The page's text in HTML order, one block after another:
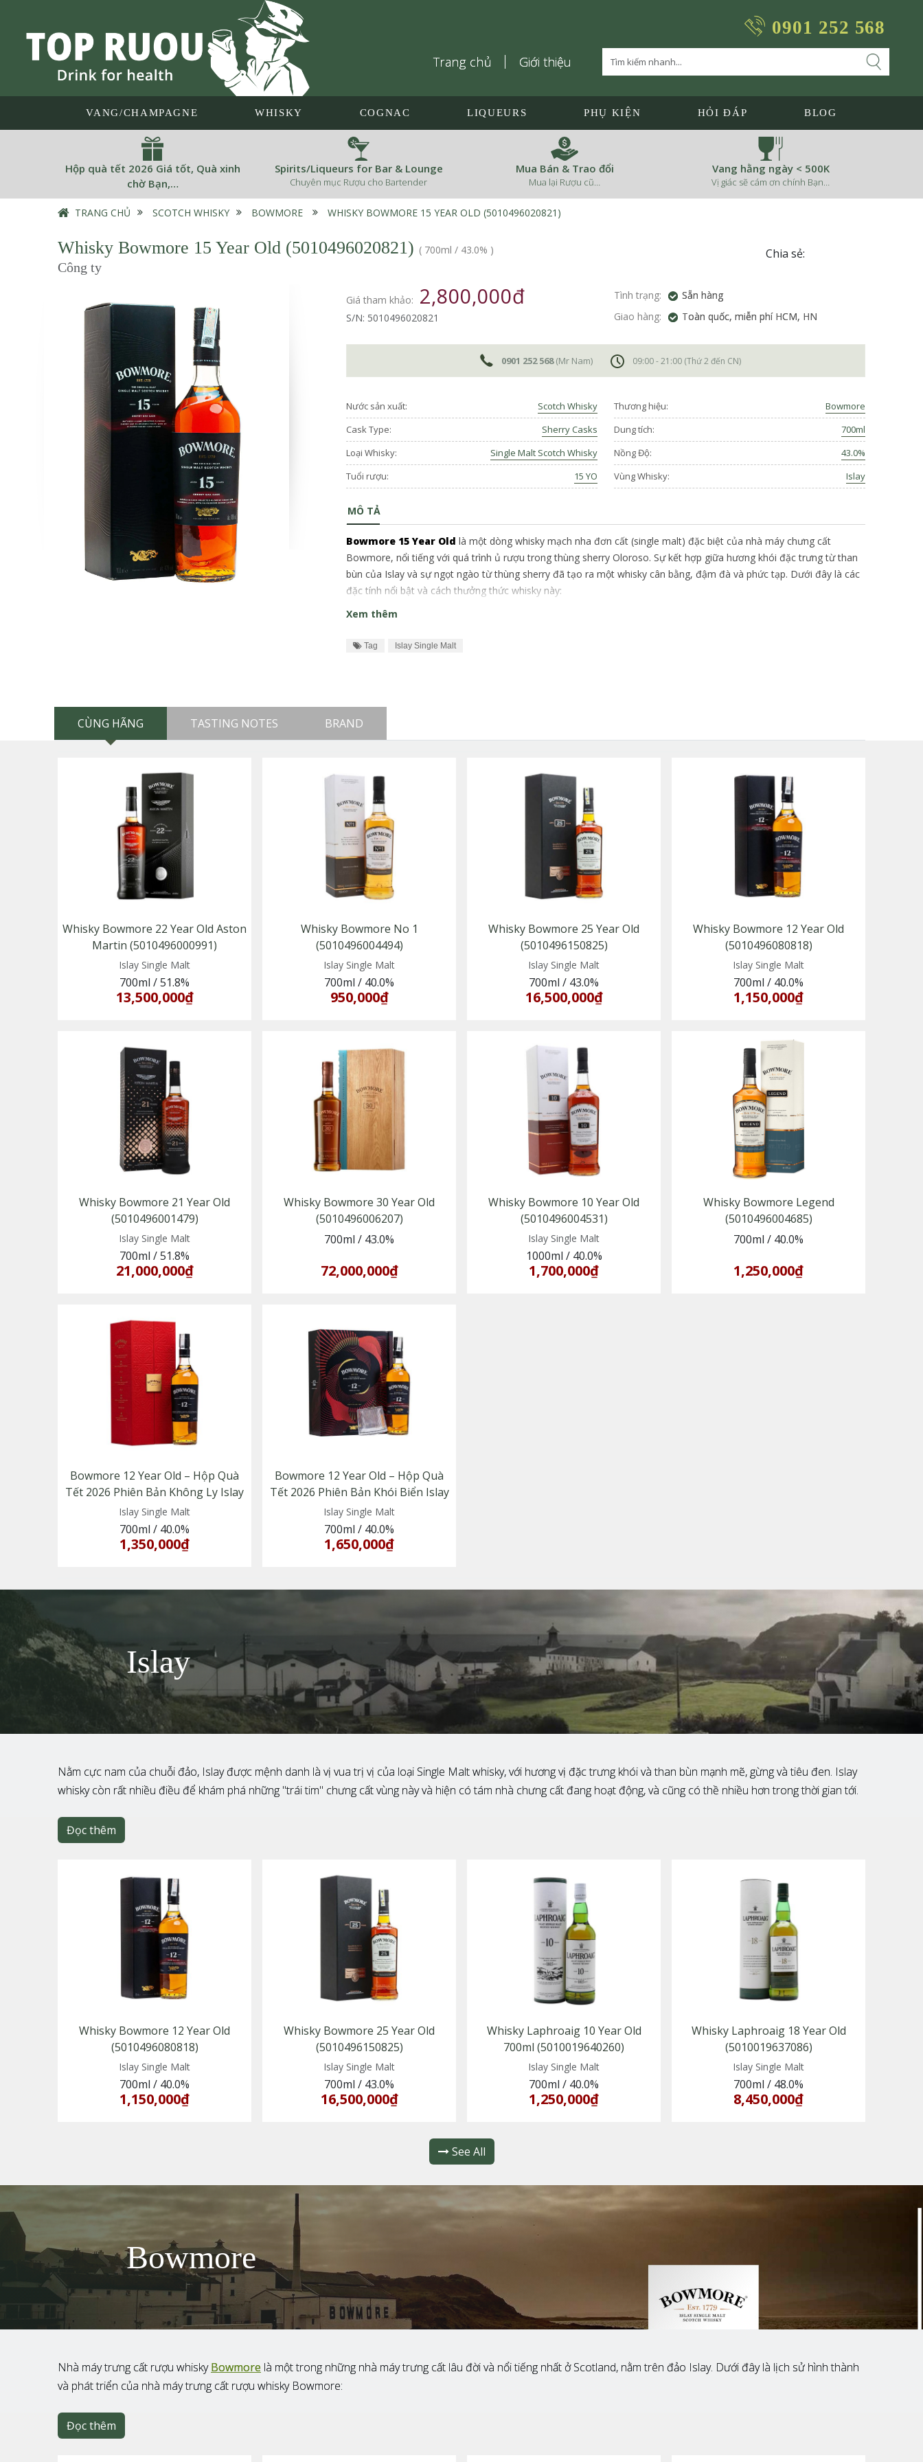
0901 252 568
Trang chủ Giới thiệu
VANG/CHAMPAGNE WHISKY COGNAC LIQUEURS PHỤ KIỆN HỎI ĐÁP BLOG
Hộp quà tết 2026 Giá tốt, Quà xinh
chờ Bạn,…
Spirits/Liqueurs for Bar & Lounge
Chuyên mục Rượu cho Bartender
Mua Bán & Trao đổi
Mua lại Rượu cũ…
Vang hằng ngày < 500K
Vị giác sẽ cám ơn chính Bạn…
TRANG CHỦ › SCOTCH WHISKY › BOWMORE › WHISKY BOWMORE 15 YEAR OLD (5010496020821)
Whisky Bowmore 15 Year Old (5010496020821) ( 700ml / 43.0% )
Công ty
Chia sẻ:
Giá tham khảo: 2,800,000đ
S/N: 5010496020821
Tình trạng:
Sẵn hàng
Giao hàng:
Toàn quốc, miễn phí HCM, HN
0901 252 568(Mr Nam) 09:00 - 21:00 (Thứ 2 đến CN)
Nước sản xuất: Scotch Whisky Thương hiệu:
Bowmore
Cask Type:
Sherry Casks Dung tích:
700ml
Loại Whisky:
Single Malt Scotch Whisky Nồng Độ:
43.0%
Tuổi rượu:
15 YO Vùng Whisky: Islay
MÔ TẢ
Bowmore 15 Year Old là một dòng whisky mạch nha đơn cất (single malt) đặc biệt của nhà máy chưng cất
Bowmore, nổi tiếng với quá trình ủ rượu trong thùng sherry Oloroso. Sự kết hợp giữa hương khói đặc trưng từ than
bùn của Islay và sự ngọt ngào từ thùng sherry đã tạo ra một whisky cân bằng, đậm đà và phức tạp. Dưới đây là các
đặc tính nổi bật và cách thưởng thức whisky này:
Xem thêm
Tag Islay Single Malt
CÙNG HÃNG TASTING NOTES BRAND
Whisky Bowmore 22 Year Old Aston
Martin (5010496000991)
Islay Single Malt
700ml /51.8%
13,500,000₫
Whisky Bowmore No 1
(5010496004494)
Islay Single Malt
700ml / 40.0%
950,000₫
Whisky Bowmore 25 Year Old
(5010496150825)
Islay Single Malt
700ml / 43.0%
16,500,000₫
Whisky Bowmore 12 Year Old
(5010496080818)
Islay Single Malt
700ml / 40.0%
1,150,000₫
Whisky Bowmore 21 Year Old
(5010496001479)
Islay Single Malt
700ml /51.8%
21,000,000₫
Whisky Bowmore 30 Year Old
(5010496006207)
700ml / 43.0%
72,000,000₫
Whisky Bowmore 10 Year Old
(5010496004531)
Islay Single Malt
1000ml / 40.0%
1,700,000₫
Whisky Bowmore Legend
(5010496004685)
700ml / 40.0%
1,250,000₫
Bowmore 12 Year Old – Hộp Quà
Tết 2026 Phiên Bản Không Ly Islay
Islay Single Malt
700ml / 40.0%
1,350,000₫
Bowmore 12 Year Old – Hộp Quà
Tết 2026 Phiên Bản Khói Biển Islay
Islay Single Malt
700ml / 40.0%
1,650,000₫
Islay
Nằm cực nam của chuỗi đảo, Islay được mệnh danh là vị vua trị vị của loại Single Malt whisky, với hương vị đặc trưng khói và than bùn mạnh mẽ, gừng và tiêu đen. Islay
whisky còn rất nhiều điều để khám phá những "trái tim" chưng cất vùng này và hiện có tám nhà chưng cất đang hoạt động, và cũng có thề nhiều hơn trong thời gian tới.
Đọc thêm
Whisky Bowmore 12 Year Old
(5010496080818)
Islay Single Malt
700ml / 40.0%
1,150,000₫
Whisky Bowmore 25 Year Old
(5010496150825)
Islay Single Malt
700ml / 43.0%
16,500,000₫
Whisky Laphroaig 10 Year Old
700ml (5010019640260)
Islay Single Malt
700ml / 40.0%
1,250,000₫
Whisky Laphroaig 18 Year Old
(5010019637086)
Islay Single Malt
700ml / 48.0%
8,450,000₫
See All
Bowmore
Nhà máy trưng cất rượu whiskyBowmore là một trong những nhà máy trưng cất lâu đời và nổi tiếng nhất ở Scotland, nằm trên đảo Islay. Dưới đây là lịch sử hình thành
và phát triển của nhà máy trưng cất rượu whisky Bowmore:
Đọc thêm